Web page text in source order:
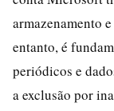
armazenamento
entanto, é
periódicos e
a exclusão por